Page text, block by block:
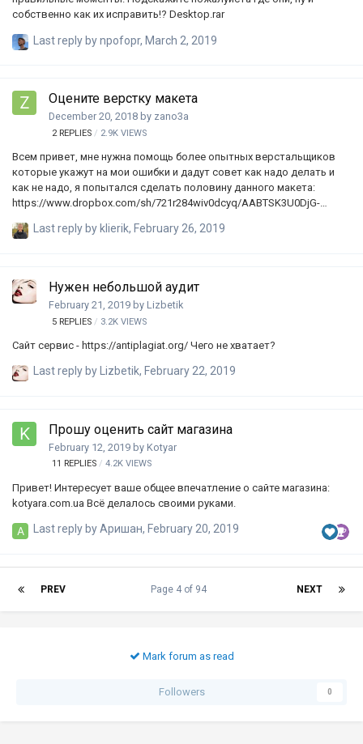
собственно как их исправить!? Desktop.rar
Last reply bynpofopr, March 2, 2019
Оцените верстку макета
December 20, 2018 by zano3a
2 REPLIES 2.9K VIEWS
Всем привет, мне нужна помощь более опытных верстальщиков
которые укажут на мои ошибки и дадут совет как надо делать и
как не надо, я попытался сделать половину данного макета:
https://www.dropbox.com/sh/721r284wiv0dcyq/AABTSK3U0DjG-
https://codepen.io/zb01kid/pen/zyoxbm?editors=1000 Изначально я
слышал что использовать много раз paddign`и и margin`ы
достаточно глупо, но к концу уже не понимал как сделать иначе.
Хочу услышать от вас критику и желательно советы как можно
подтянуть свою верстку до "приличн…
Last reply by klierik, February 26, 2019
Нужен небольшой аудит
February 21, 2019 by Lizbetik
5 REPLIES 3.2K VIEWS
Сайт сервис - https://antiplagiat.org/ Чего не хватает?
Last reply by Lizbetik, February 22, 2019
Прошу оценить сайт магазина
February 12, 2019 by Kotyar
11 REPLIES 4.2K VIEWS
Привет! Интересует ваше общее впечатление о сайте магазина:
kotyara.com.ua Всё делалось своими руками.
Last reply byАришан, February 20, 2019
PREV NEXT
Page 4 of 94
Mark forum as read
Followers 0